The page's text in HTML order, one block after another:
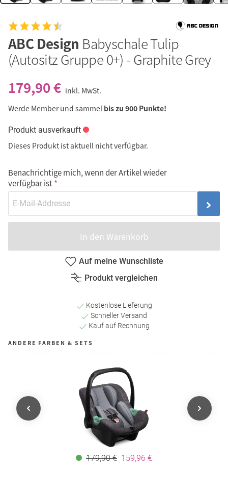
ABC Design Babyschale Tulip
(Autositz Gruppe 0+) - Graphite Grey
179,90 € inkl. MwSt.
Werde Member und sammel bis zu 900 Punkte!
Produkt ausverkauft
Dieses Produkt ist aktuell nicht verfügbar.
Benachrichtige mich, wenn der Artikel wieder
verfügbar ist
In den Warenkorb
Auf meine Wunschliste
Produkt vergleichen
Kostenlose Lieferung
Schneller Versand
Kauf auf Rechnung
ANDERE FARBEN & SETS
179,90 € 159,96 €